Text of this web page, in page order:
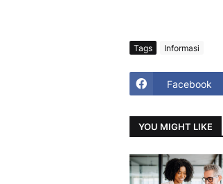
Tags Informasi
Facebook
YOU MIGHT LIKE